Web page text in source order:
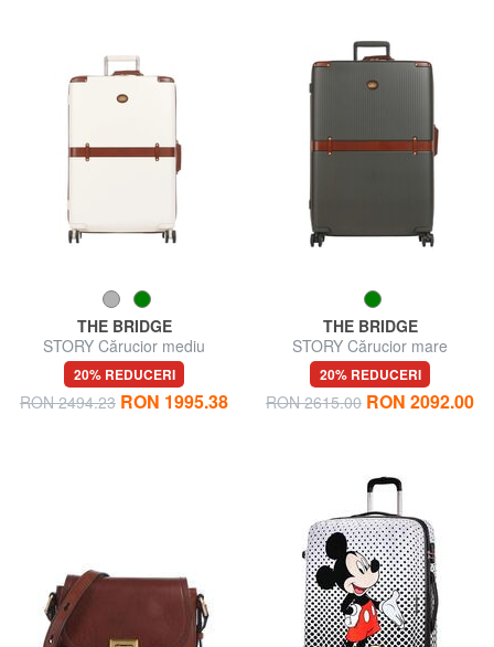
THE BRIDGE
STORY Cărucior mediu
20% REDUCERI
RON 2494.23 RON 1995.38
THE BRIDGE
STORY Cărucior mare
20% REDUCERI
RON 2615.00 RON 2092.00